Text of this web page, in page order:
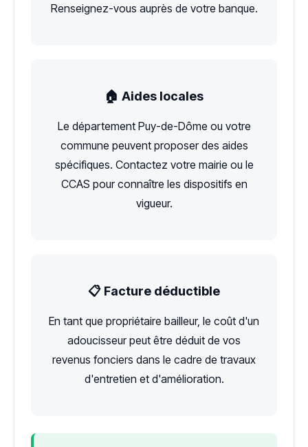
Renseignez-vous auprès de votre banque.
🏠 Aides locales
Le département Puy-de-Dôme ou votre
commune peuvent proposer des aides
spécifiques. Contactez votre mairie ou le
CCAS pour connaître les dispositifs en
vigueur.
📋 Facture déductible
En tant que propriétaire bailleur, le coût d'un
adoucisseur peut être déduit de vos
revenus fonciers dans le cadre de travaux
d'entretien et d'amélioration.